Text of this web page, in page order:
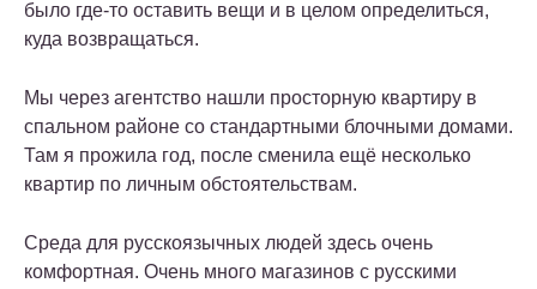
было где-то оставить вещи и в целом определиться,
куда возвращаться.
Мы через агентство нашли просторную квартиру в
спальном районе со стандартными блочными домами.
Там я прожила год, после сменила ещё несколько
квартир по личным обстоятельствам.
Среда для русскоязычных людей здесь очень
комфортная. Очень много магазинов с русскими